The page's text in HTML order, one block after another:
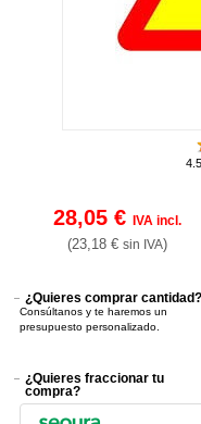
28,05 € IVA incl.
(23,18 € sin IVA)
¿Quieres comprar cantidad?
Consúltanos y te haremos un
presupuesto personalizado.
¿Quieres fraccionar tu
compra?